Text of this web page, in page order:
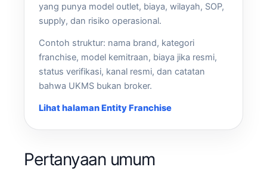
yang punya model outlet, biaya, wilayah, SOP,
supply, dan risiko operasional.
Contoh struktur: nama brand, kategori
franchise, model kemitraan, biaya jika resmi,
status verifikasi, kanal resmi, dan catatan
bahwa UKMS bukan broker.
Lihat halaman Entity Franchise
Pertanyaan umum